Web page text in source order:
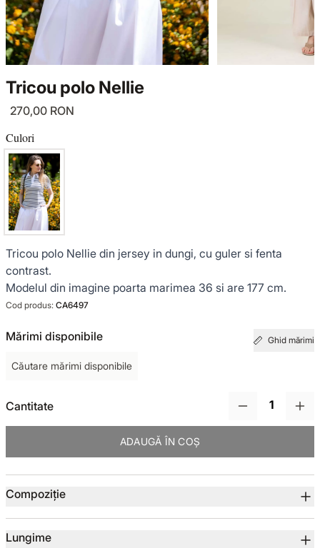
Tricou polo Nellie
270,00 RON
Culori
Tricou polo Nellie din jersey in dungi, cu guler si fenta
contrast.
Modelul din imagine poarta marimea 36 si are 177 cm.
Cod produs: CA6497
Mărimi disponibile Ghid mărimi
Căutare mărimi disponibile
Cantitate
ADAUGĂ ÎN COȘ
Compoziție
Lungime
COMPLEURI
TRICOTAJE
GECI ȘI PALTOANE
ȚINUTE DE OCAZIE
NOUTĂȚI
COLECȚIA DIN IN
GARDEROBA DE VACANȚĂ
TOTUL DE LA -50%
GECI ȘI PALTOANE
SACOURI ȘI JACHETE
VEZI TOATE REDUCERILE
SENSE LIMITED EDITION
OFFICE MOOD